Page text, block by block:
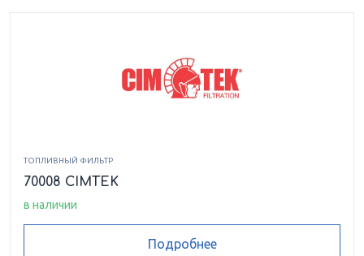
ТОПЛИВНЫЙ ФИЛЬТР
70008 CIMTEK
в наличии
Подробнее